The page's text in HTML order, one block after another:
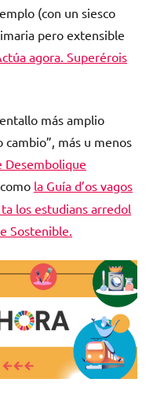
(con un siesco
pero extensible
agora. Superérois
más amplio
cambio”, más u menos
Desembolique
como la Guía d’os vagos
los estudians arredol
Sostenible.